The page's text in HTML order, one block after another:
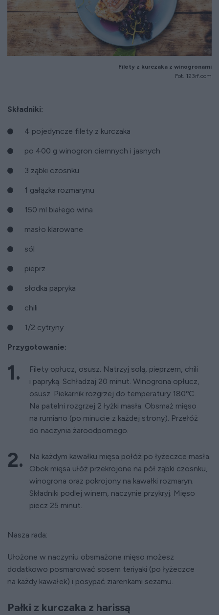
Filety z kurczaka z winogronami
Fot. 123rf.com
Składniki:
4 pojedyncze filety z kurczaka
po 400 g winogron ciemnych i jasnych
3 ząbki czosnku
1 gałązka rozmarynu
150 ml białego wina
masło klarowane
sól
pieprz
słodka papryka
chili
1/2 cytryny
Przygotowanie:
Filety opłucz, osusz. Natrzyj solą, pieprzem, chili
i papryką. Schładzaj 20 minut. Winogrona opłucz,
osusz. Piekarnik rozgrzej do temperatury 180ºC.
Na patelni rozgrzej 2 łyżki masła. Obsmaż mięso
na rumiano (po minucie z każdej strony). Przełóż
do naczynia żaroodpornego.
Na każdym kawałku mięsa połóż po łyżeczce masła.
Obok mięsa ułóż przekrojone na pół ząbki czosnku,
winogrona oraz pokrojony na kawałki rozmaryn.
Składniki podlej winem, naczynie przykryj. Mięso
piecz 25 minut.
Nasza rada:
Ułożone w naczyniu obsmażone mięso możesz
dodatkowo posmarować sosem teriyaki (po łyżeczce
na każdy kawałek) i posypać ziarenkami sezamu.
Pałki z kurczaka z harissą